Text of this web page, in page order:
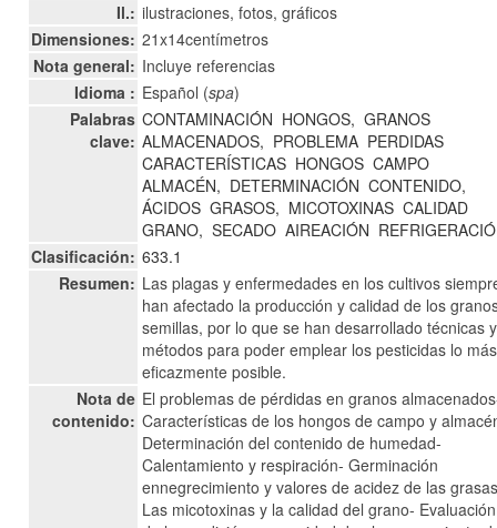
Il.: ilustraciones, fotos, gráficos
Dimensiones: 21x14centímetros
Nota general: Incluye referencias
Idioma : Español (spa)
Palabras
clave:
CONTAMINACIÓN HONGOS, GRANOS
ALMACENADOS, PROBLEMA PERDIDAS
CARACTERÍSTICAS HONGOS CAMPO
ALMACÉN, DETERMINACIÓN CONTENIDO,
ÁCIDOS GRASOS, MICOTOXINAS CALIDAD
GRANO, SECADO AIREACIÓN
Clasificación: 633.1
Resumen: Las plagas y enfermedades en los cultivos
han afectado la producción y calidad de los
semillas, por lo que se han desarrollado técnicas y
métodos para poder emplear los pesticidas lo más
eficazmente posible.
Nota de
contenido:
El problemas de pérdidas en granos
Características de los hongos de campo y
Determinación del contenido de humedad-
Calentamiento y respiración- Germinación
ennegrecimiento y valores de acidez de las
Las micotoxinas y la calidad del grano- Evaluación